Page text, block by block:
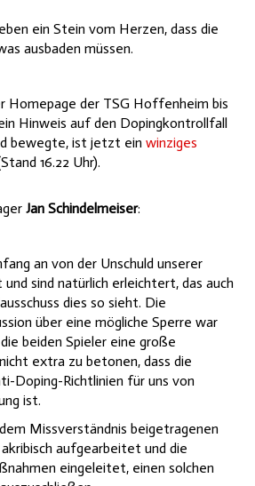
ein Stein vom Herzen, dass die
ausbaden müssen.
Homepage der TSG Hoffenheim bis
Hinweis auf den Dopingkontrollfall
bewegte, ist jetzt ein winziges
16.22 Uhr).
Jan Schindelmeiser:
an von der Unschuld unserer
sind natürlich erleichtert, das auch
dies so sieht. Die
über eine mögliche Sperre war
beiden Spieler eine große
extra zu betonen, dass die
Doping-Richtlinien für uns von
ist.
Missverständnis beigetragenen
aufgearbeitet und die
eingeleitet, einen solchen